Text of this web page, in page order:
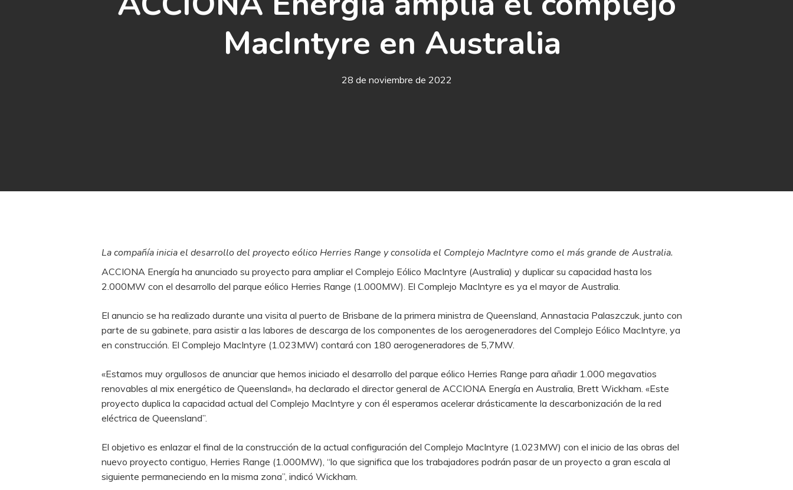
MacIntyre en Australia
28 de noviembre de 2022
La compañía inicia el desarrollo del proyecto eólico Herries Range y consolida el Complejo MacIntyre como el más grande de Australia.
ACCIONA Energía ha anunciado su proyecto para ampliar el Complejo Eólico MacIntyre (Australia) y duplicar su capacidad hasta los
2.000MW con el desarrollo del parque eólico Herries Range (1.000MW). El Complejo MacIntyre es ya el mayor de Australia.
El anuncio se ha realizado durante una visita al puerto de Brisbane de la primera ministra de Queensland, Annastacia Palaszczuk, junto con
parte de su gabinete, para asistir a las labores de descarga de los componentes de los aerogeneradores del Complejo Eólico MacIntyre, ya
en construcción. El Complejo MacIntyre (1.023MW) contará con 180 aerogeneradores de 5,7MW.
«Estamos muy orgullosos de anunciar que hemos iniciado el desarrollo del parque eólico Herries Range para añadir 1.000 megavatios
renovables al mix energético de Queensland», ha declarado el director general de ACCIONA Energía en Australia, Brett Wickham. «Este
proyecto duplica la capacidad actual del Complejo MacIntyre y con él esperamos acelerar drásticamente la descarbonización de la red
eléctrica de Queensland”.
El objetivo es enlazar el final de la construcción de la actual configuración del Complejo MacIntyre (1.023MW) con el inicio de las obras del
nuevo proyecto contiguo, Herries Range (1.000MW), “lo que significa que los trabajadores podrán pasar de un proyecto a gran escala al
siguiente permaneciendo en la misma zona”, indicó Wickham.